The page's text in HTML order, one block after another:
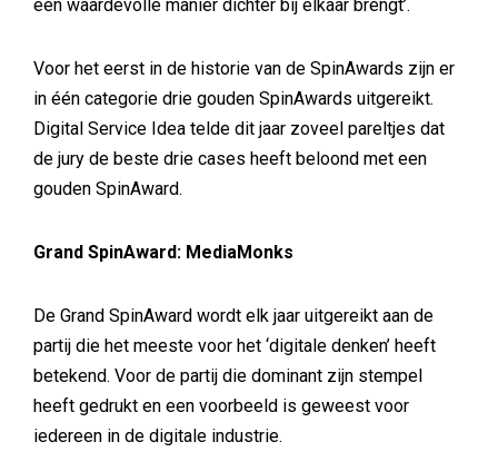
een waardevolle manier dichter bij elkaar brengt’.
Voor het eerst in de historie van de SpinAwards zijn er
in één categorie drie gouden SpinAwards uitgereikt.
Digital Service Idea telde dit jaar zoveel pareltjes dat
de jury de beste drie cases heeft beloond met een
gouden SpinAward.
Grand SpinAward: MediaMonks
De Grand SpinAward wordt elk jaar uitgereikt aan de
partij die het meeste voor het ‘digitale denken’ heeft
betekend. Voor de partij die dominant zijn stempel
heeft gedrukt en een voorbeeld is geweest voor
iedereen in de digitale industrie.